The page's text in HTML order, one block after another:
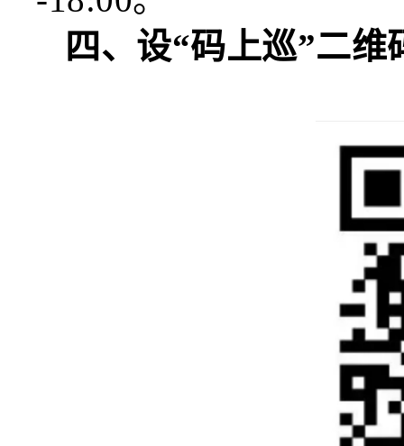
四、设“码上巡”二维